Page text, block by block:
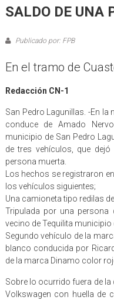
SALDO DE UNA
Publicado por: FPB
En el tramo de
Redacción CN-1
San Pedro Lagunillas. -En
conduce de Amado
municipio de San Pedro
de tres vehículos, que
persona muerta.
Los hechos se registraron
los vehículos siguientes;
Una camioneta tipo redilas
Tripulada por una persona
vecino de Tequilita municipio
Segundo vehículo de la
blanco conducida por
de la marca Dinamo color
Sobre lo ocurrido fuera de la
Volkswagen con huella de